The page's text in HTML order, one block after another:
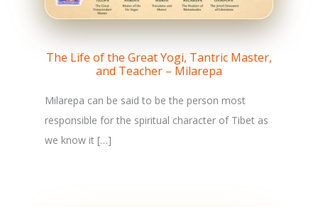
The Life of the Great Yogi, Tantric Master,
and Teacher – Milarepa
Milarepa can be said to be the person most
responsible for the spiritual character of Tibet as
we know it […]